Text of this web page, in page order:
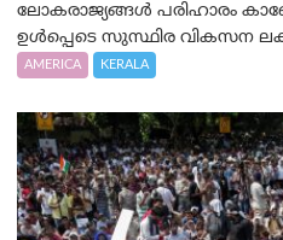
ലോകരാജ്യങ്ങൾ പരിഹാരം
ഉൾപ്പെടെ സുസ്ഥിര വികസന
AMERICA KERALA